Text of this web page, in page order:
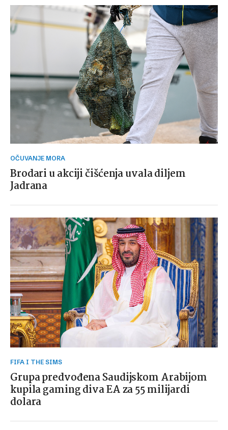
OČUVANJE MORA
Brodari u akciji čišćenja uvala diljem
Jadrana
FIFA I THE SIMS
Grupa predvođena Saudijskom Arabijom
kupila gaming diva EA za 55 milijardi
dolara